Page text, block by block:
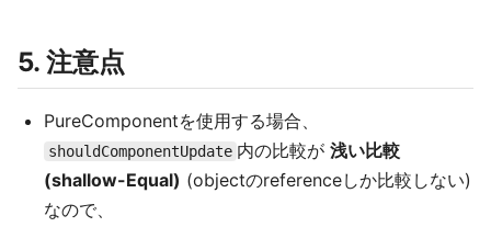
5. 注意点
PureComponentを使用する場合、
shouldComponentUpdate 内の比較が 浅い比較
(shallow-Equal) (objectのreferenceしか比較しない)
なので、